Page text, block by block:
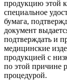
продукцию этой
специальное
бумага,
документ
подтверждать и
медицинские
продукцией с
по этой причине
процедурой.